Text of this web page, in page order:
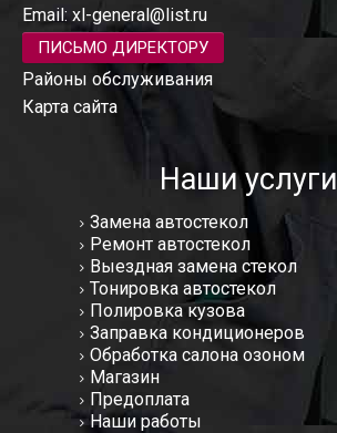
Email: xl-general@list.ru
ПИСЬМО ДИРЕКТОРУ
Районы обслуживания
Карта сайта
Наши услуги
Замена автостекол
Ремонт автостекол
Выездная замена стекол
Тонировка автостекол
Полировка кузова
Заправка кондиционеров
Обработка салона озоном
Магазин
Предоплата
Наши работы